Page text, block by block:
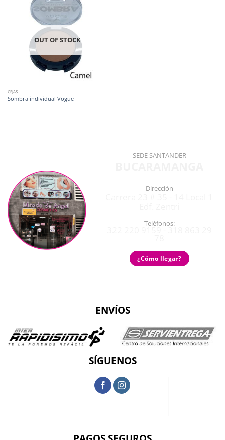
OUT OF STOCK
CEJAS
Sombra individual Vogue
SEDE SANTANDER
Dirección
Teléfonos:
¿Cómo llegar?
ENVÍOS
SÍGUENOS